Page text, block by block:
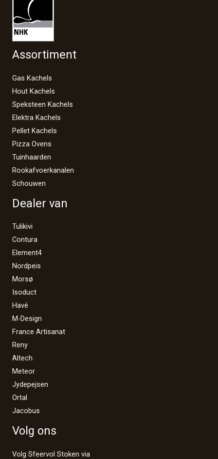
Assortiment
Gas Kachels
Hout Kachels
Speksteen Kachels
Elektra Kachels
Pellet Kachels
Pizza Ovens
Tuinhaarden
Rookafvoerkanalen
Schouwen
Dealer van
Tulikivi
Contura
Element4
Nordpeis
Morsø
Isoduct
Havé
M-Design
France Artisanat
Reny
Altech
Meteor
Jydepejsen
Ortal
Jacobus
Volg ons
Volg Sfeervol Stoken via